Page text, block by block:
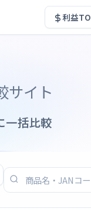
利益
サイト
一括比較